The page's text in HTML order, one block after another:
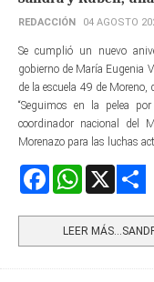
REDACCIÓN 04 AGOSTO
Se cumplió un nuevo
gobierno de María Eugenia
de la escuela 49 de
“Seguimos en la pelea
coordinador nacional del
Morenazo para las luchas
FacebookWhatsApp
LEER